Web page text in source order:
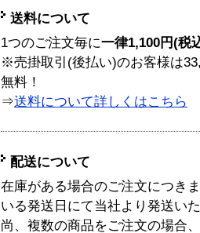
送料について
1つのご注文毎に一律1,100円(税
※売掛取引(後払い)のお客様は
無料！
⇒送料について詳しくはこちら
配送について
在庫がある場合のご注文につき
いる発送日にて当社より発送い
尚、複数の商品をご注文の場合